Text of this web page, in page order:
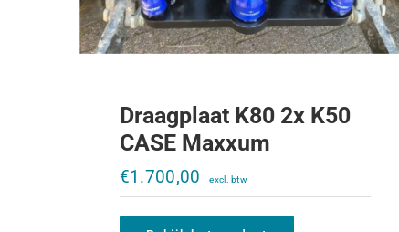
Draagplaat K80 2x K50
CASE Maxxum
€1.700,00
Treklat IHC 644-1056XL
€395,00